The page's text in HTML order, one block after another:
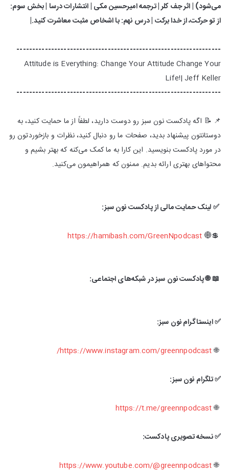
می‌شود) | اثر جف کلر | ترجمه امیرحسین مکی | انتشارات درسا | بخش سوم:
از تو حرکت، از خدا برکت | درس نهم: با اشخاص مثبت معاشرت کنید.|
-----------------------------------------------------------------
Attitude is Everything: Change Your Attitude Change Your
Life!| Jeff Keller
-----------------------------------------------------------------
📌 📝 اگه پادکست نون سبز رو دوست دارید، لطفاً از ما حمایت کنید، به
دوستانتون پیشنهاد بدید، صفحات ما رو دنبال کنید، نظرات و بازخوردتون رو
در مورد پادکست بنویسید. این کارا به ما کمک می‌کنه که بهتر بشیم و
محتواهای بهتری ارائه بدیم. ممنون که همراهیمون می‌کنید.
✅ لینک حمایت مالی از پادکست نون سبز‌:
💲🌐
https://hamibash.com/GreenNpodcast
📖 🌐 پادکست نون سبز در شبکه‌های اجتماعی:
✅ اینستاگرام نون سبز:
🌐
https://www.instagram.com/greennpodcast/
✅ تلگرام نون سبز:
🌐
https://t.me/greennpodcast
✅ نسخه تصویری پادکست:
🌐
https://www.youtube.com/@greennpodcast